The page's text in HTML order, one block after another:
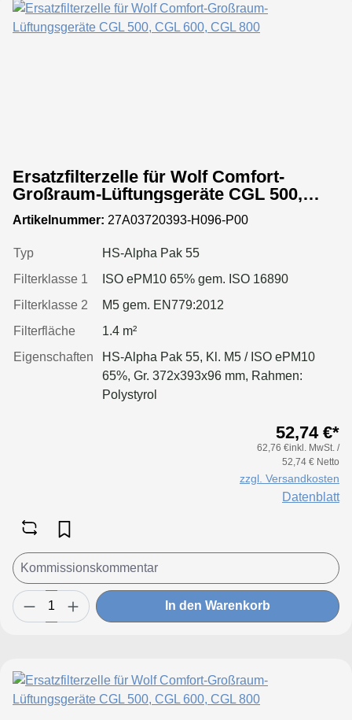
Ersatzfilterzelle für Wolf Comfort-
Großraum-Lüftungsgeräte CGL 500,
CGL 600, CGL 800
Artikelnummer: 27A03720393-H096-P00
Typ
HS-Alpha Pak 55
Filterklasse 1
ISO ePM10 65% gem. ISO 16890
Filterklasse 2
M5 gem. EN779:2012
Filterfläche
1.4 m²
Eigenschaften
HS-Alpha Pak 55, Kl. M5 / ISO ePM10
65%, Gr. 372x393x96 mm, Rahmen:
Polystyrol
52,74 €*
62,76 €inkl. MwSt. /
52,74 € Netto
zzgl. Versandkosten
Datenblatt
In den Warenkorb